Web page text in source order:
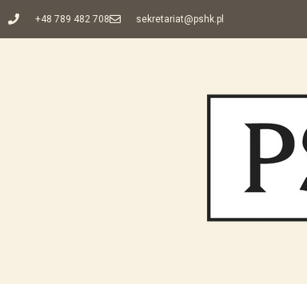
+48 789 482 708 sekretariat@pshk.pl